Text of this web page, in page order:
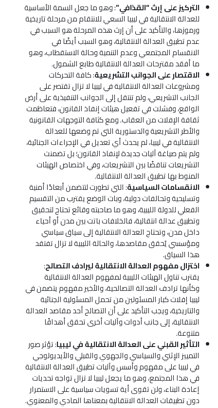
التركيز على إرث “القذافي”: وهو ما جعل السمة الأساسية
للعدالة الانتقالية في ليبيا السعي للانتقام من مرحلة تاريخية
ورموزها، والتأكيد على أن إرث هذه المرحلة هو السبب في
عدم تطبيق العدالة الانتقالية، وهو السبب أيضًا في
الانقسام المجتمعي وعدم التنمية وحالة الاستقطاب، وهو
ما أفقد مقترحات العدالة الانتقالية طابع الشمول.
الاقتصار على الجوانب التشريعية: كافة التحركات
ومشروعات العدالة الانتقالية في ليبيا لا تزال تقتصر على
الجانب التشريعي، ولم تنتقل إلى الجوانب التنفيذية على أرض
الواقع، وفشلت في تفعيل هيئات إنفاذ القانون، فتعاظمت
ثقافة الإفلات من العقاب. ومع كثافة التوجهات القانونية
والأطر التشريعية والدستورية التي تم وضعها للعدالة
الانتقالية في ليبيا، لم يحدث أي تعديل في الإجراءات الجنائية،
ولم يتم صياغة آليات جديدة لإنفاذ القانون؛ بل تضمنت
التشريعات تناقضًا بين التشريعات، وفي اختصاص الهيئات
المنوط بها تطبيق العدالة الانتقالية.
الانقسامات السياسية: التي تطورت لتتضمن أبعادًا أمنية
وتسليحية وتحالفات دولية، وبات الوضع يقترب من التقسيم
الفعلي للدولة الليبية، وهو ما صاحبته وقائع تحتاج لتحقيق
وتطبيق عدالة انتقالية، فالخلافات باتت بين مدن أو أحياء
داخل مدن، وتحتاج العدالة الانتقالية إلى سياق سياسي
ومؤسسي يُحقق مقاصدها، والحالة الليبية لا تزال تفتقد
هذا السياق.
اختزال مفهوم العدالة الانتقالية ليرادف التصالح:
يقترب تناول الهيئات الليبية لمفهوم العدالة الانتقالية
وكأنها ترادف العدالة التصالحية، والأخير مفهوم يتضمن في
ليبيا إفلات كبار المسئولين من تحمل المسئولية الجنائية
والتاريخية، ويجب التأكيد على أن التصالح أحد مقاصد العدالة
الانتقالية، إلى جانب أدوات وآليات أخرى تحقق أهدافًا
متنوعة.
التأثير القبلي على العدالة الانتقالية في ليبيا: تؤثر صور
التمييز الإثني والسياسي والجهوي والقبلي والأيديولوجي
في ليبيا على مفهوم وأسس وآليات تطبيق العدالة الانتقالية
في هذا المجتمع، وهو ما يجعل ليبيا لا تزال تواجه تحديات
إعادة البناء، ولن تقوى أية تسويات سياسية على الاستمرار
دون تطبيقات العدالة الانتقالية بمعناها المادي والمعنوي.